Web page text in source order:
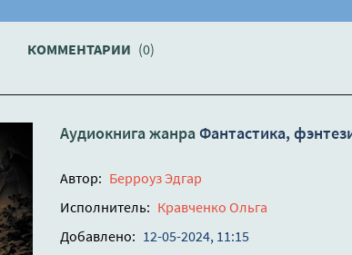
КОММЕНТАРИИ (0)
Аудиокнига жанра Фантастика,
Автор: Берроуз Эдгар
Исполнитель: Кравченко Ольга
Добавлено: 12-05-2024, 11:15